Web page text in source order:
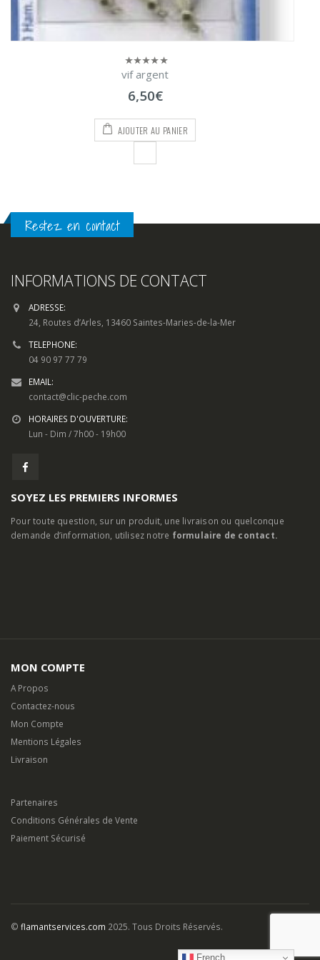
7,90€
INFORMATIONS DE CONTACT
TELEPHONE:
contact@clic-peche.com
SOYEZ LES PREMIERS INFORMES
Pour toute question, sur un produit, une livraison ou quelconque
demande d’information, utilisez notre
Partenaires
Conditions Générales de Vente
Paiement Sécurisé
©flamantservices.com
French